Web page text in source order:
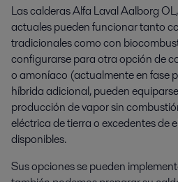
Las calderas Alfa Laval Aalborg
actuales pueden funcionar tanto
tradicionales como con
configurarse para otra opción de
o amoníaco (actualmente en fase
híbrida adicional, pueden
producción de vapor sin
eléctrica de tierra o excedentes de
disponibles.
Sus opciones se pueden